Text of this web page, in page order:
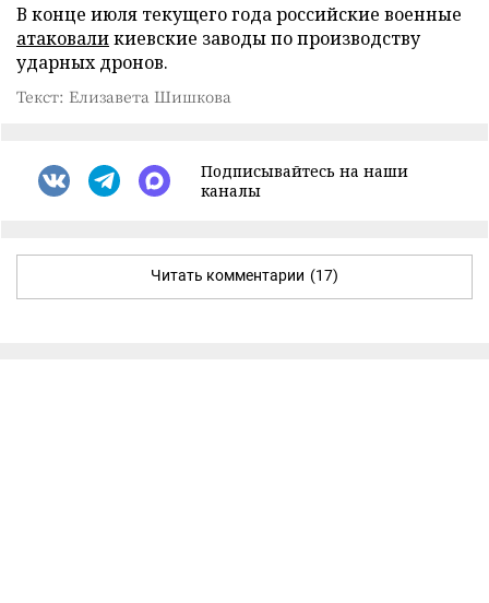
В конце июля текущего года российские военные
атаковаликиевские заводы по производству
ударных дронов.
Текст: Елизавета Шишкова
Подписывайтесь на наши
каналы
Читать комментарии (17)